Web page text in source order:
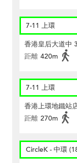
7-11 上環
香港皇后大道中
距離 420m
7-11 上環
香港上環地鐵站
距離 270m
CircleK - 中環